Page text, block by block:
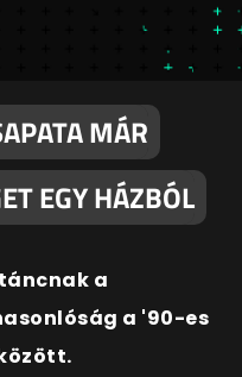
MÁR
EGY HÁZBÓL
a
a '90-es